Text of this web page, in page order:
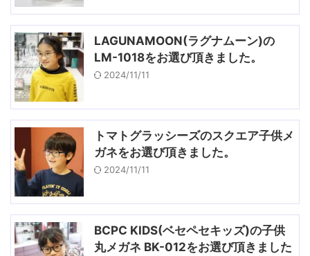
LAGUNAMOON(ラグナムーン)の
LM-1018をお選び頂きました。
2024/11/11
トマトグラッシーズのスクエア子供メ
ガネをお選び頂きました。
2024/11/11
BCPC KIDS(ベセペセキッズ)の子供
丸メガネ BK-012をお選び頂きました